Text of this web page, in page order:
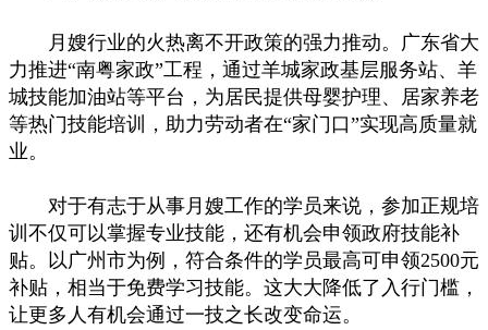
月嫂行业的火热离不开政策的强力推动。广东省大
力推进“南粤家政”工程，通过羊城家政基层服务站、羊
城技能加油站等平台，为居民提供母婴护理、居家养老
等热门技能培训，助力劳动者在“家门口”实现高质量就
业。
对于有志于从事月嫂工作的学员来说，参加正规培
训不仅可以掌握专业技能，还有机会申领政府技能补
贴。以广州市为例，符合条件的学员最高可申领2500元
补贴，相当于免费学习技能。这大大降低了入行门槛，
让更多人有机会通过一技之长改变命运。